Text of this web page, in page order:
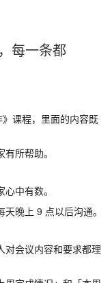
每一条都
课程，里面的内容既
所帮助。
中有数。
晚上 9 点以后沟通。
对会议内容和要求都理